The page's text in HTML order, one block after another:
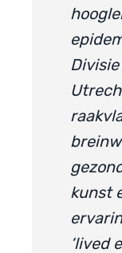
Divisie
kunst
‘lived